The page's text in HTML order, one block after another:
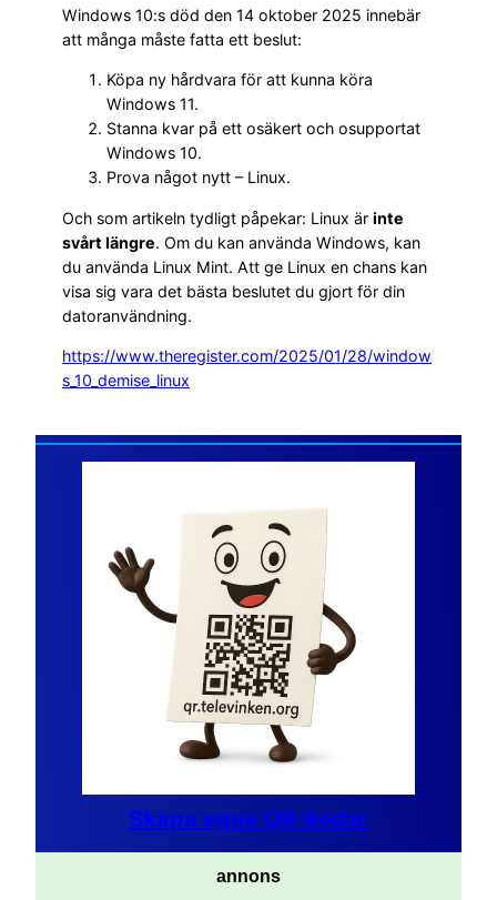
Windows 10:s död den 14 oktober 2025 innebär
att många måste fatta ett beslut:
Köpa ny hårdvara för att kunna köra
Windows 11.
Stanna kvar på ett osäkert och osupportat
Windows 10.
Prova något nytt – Linux.
Och som artikeln tydligt påpekar: Linux är inte
svårt längre. Om du kan använda Windows, kan
du använda Linux Mint. Att ge Linux en chans kan
visa sig vara det bästa beslutet du gjort för din
datoranvändning.
https://www.theregister.com/2025/01/28/window
s_10_demise_linux
Skapa egna QR-koder
annons